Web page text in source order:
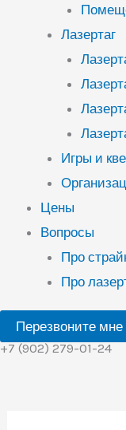
Лазертаг
Игры и
Цены
Вопросы
Про
Про
Перезвоните мне
+7 (902) 279-01-24